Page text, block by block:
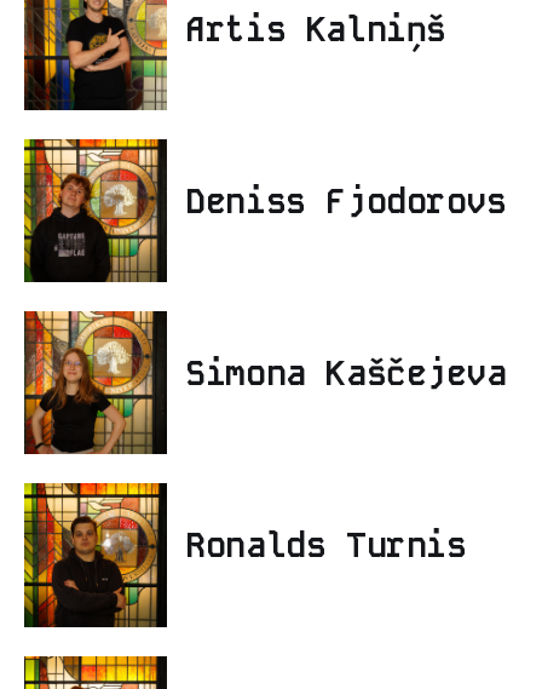
Artis Kalniņš
Deniss Fjodorovs
Simona Kaščejeva
Ronalds Turnis